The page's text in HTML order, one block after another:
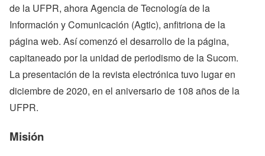
de la UFPR, ahora Agencia de Tecnología de la
Información y Comunicación (Agtic), anfitriona de la
página web. Así comenzó el desarrollo de la página,
capitaneado por la unidad de periodismo de la Sucom.
La presentación de la revista electrónica tuvo lugar en
diciembre de 2020, en el aniversario de 108 años de la
UFPR.
Misión